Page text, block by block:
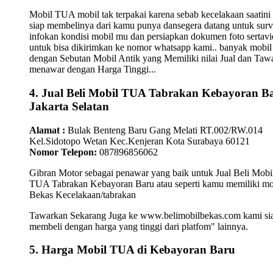
Mobil TUA mobil tak terpakai karena sebab kecelakaan saatini
siap membelinya dari kamu punya dansegera datang untuk
infokan kondisi mobil mu dan persiapkan dokumen foto
untuk bisa dikirimkan ke nomor whatsapp kami.. banyak mobil
dengan Sebutan Mobil Antik yang Memiliki nilai Jual dan
menawar dengan Harga Tinggi...
4. Jual Beli Mobil TUA Tabrakan Kebayoran
Jakarta Selatan
Alamat : Bulak Benteng Baru Gang Melati RT.002/RW.014
Kel.Sidotopo Wetan Kec.Kenjeran Kota Surabaya 60121
Nomor Telepon: 087896856062
Gibran Motor sebagai penawar yang baik untuk Jual Beli
TUA Tabrakan Kebayoran Baru atau seperti kamu memiliki
Bekas Kecelakaan/tabrakan
Tawarkan Sekarang Juga ke www.belimobilbekas.com kami
membeli dengan harga yang tinggi dari platfom" lainnya.
5. Harga Mobil TUA di Kebayoran Baru